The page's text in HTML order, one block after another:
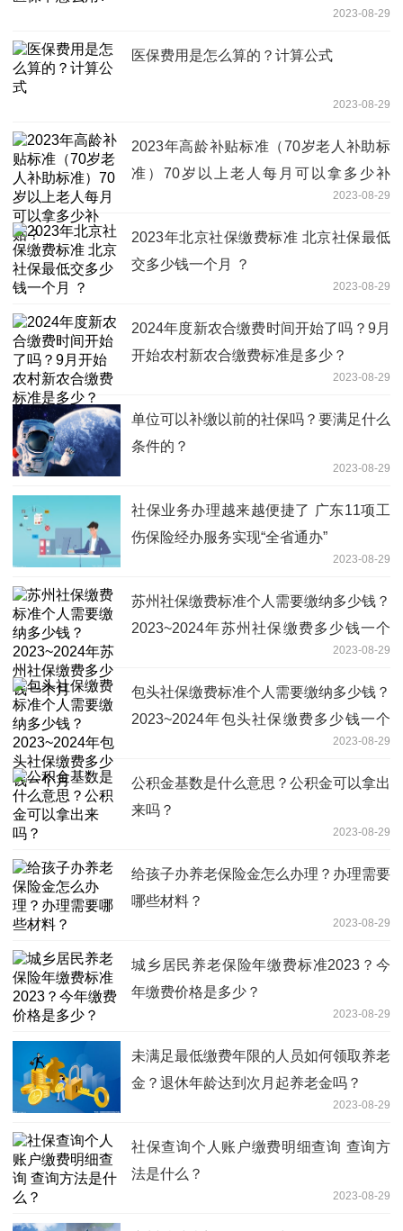
2023-08-29
医保费用是怎么算的？计算公式
2023-08-29
2023年高龄补贴标准（70岁老人补助标
准）70岁以上老人每月可以拿多少补
2023-08-29
2023年北京社保缴费标准 北京社保最低
交多少钱一个月 ？
2023-08-29
2024年度新农合缴费时间开始了吗？9月
开始农村新农合缴费标准是多少？
2023-08-29
单位可以补缴以前的社保吗？要满足什么
条件的？
2023-08-29
社保业务办理越来越便捷了 广东11项工
伤保险经办服务实现“全省通办”
2023-08-29
苏州社保缴费标准个人需要缴纳多少钱？
2023~2024年苏州社保缴费多少钱一个
2023-08-29
包头社保缴费标准个人需要缴纳多少钱？
2023~2024年包头社保缴费多少钱一个
2023-08-29
公积金基数是什么意思？公积金可以拿出
来吗？
2023-08-29
给孩子办养老保险金怎么办理？办理需要
哪些材料？
2023-08-29
城乡居民养老保险年缴费标准2023？今
年缴费价格是多少？
2023-08-29
未满足最低缴费年限的人员如何领取养老
金？退休年龄达到次月起养老金吗？
2023-08-29
社保查询个人账户缴费明细查询 查询方
法是什么？
2023-08-29